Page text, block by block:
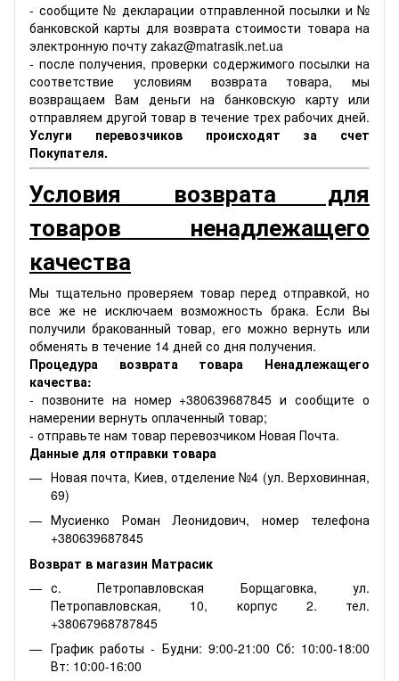
- сообщите № декларации отправленной посылки и №
банковской карты для возврата стоимости товара на
электронную почту zakaz@matrasik.net.ua
- после получения, проверки содержимого посылки на
соответствие условиям возврата товара, мы
возвращаем Вам деньги на банковскую карту или
отправляем другой товар в течение трех рабочих дней.
Услуги перевозчиков происходят за счет
Покупателя.
Условия возврата для
товаров ненадлежащего
качества
Мы тщательно проверяем товар перед отправкой, но
все же не исключаем возможность брака. Если Вы
получили бракованный товар, его можно вернуть или
обменять в течение 14 дней со дня получения.
Процедура возврата товара Ненадлежащего
качества:
- позвоните на номер +380639687845 и сообщите о
намерении вернуть оплаченный товар;
- отправьте нам товар перевозчиком Новая Почта.
Данные для отправки товара
Новая почта, Киев, отделение №4 (ул. Верховинная,
69)
Мусиенко Роман Леонидович, номер телефона
+380639687845
Возврат в магазин Матрасик
с. Петропавловская Борщаговка, ул.
Петропавловская, 10, корпус 2. тел.
+38067968787845
График работы - Будни: 9:00-21:00 Сб: 10:00-18:00
Вт: 10:00-16:00